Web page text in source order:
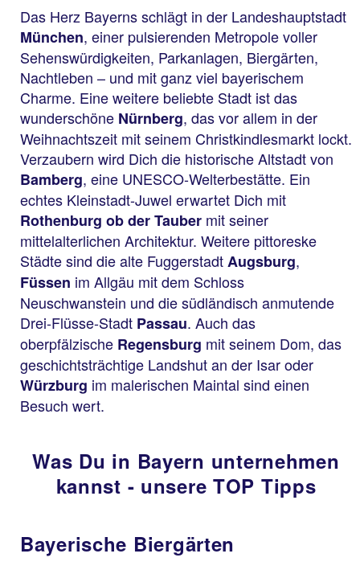
Das Herz Bayerns schlägt in der Landeshauptstadt
München, einer pulsierenden Metropole voller
Sehenswürdigkeiten, Parkanlagen, Biergärten,
Nachtleben – und mit ganz viel bayerischem
Charme. Eine weitere beliebte Stadt ist das
wunderschöne Nürnberg, das vor allem in der
Weihnachtszeit mit seinem Christkindlesmarkt lockt.
Verzaubern wird Dich die historische Altstadt von
Bamberg, eine UNESCO-Welterbestätte. Ein
echtes Kleinstadt-Juwel erwartet Dich mit
Rothenburg ob der Tauber mit seiner
mittelalterlichen Architektur. Weitere pittoreske
Städte sind die alte FuggerstadtAugsburg,
Füssen im Allgäu mit dem Schloss
Neuschwanstein und die südländisch anmutende
Drei-Flüsse-Stadt Passau. Auch das
oberpfälzische Regensburg mit seinem Dom, das
geschichtsträchtige Landshut an der Isar oder
Würzburg im malerischen Maintal sind einen
Besuch wert.
Was Du in Bayern unternehmen
kannst - unsere TOP Tipps
Bayerische Biergärten